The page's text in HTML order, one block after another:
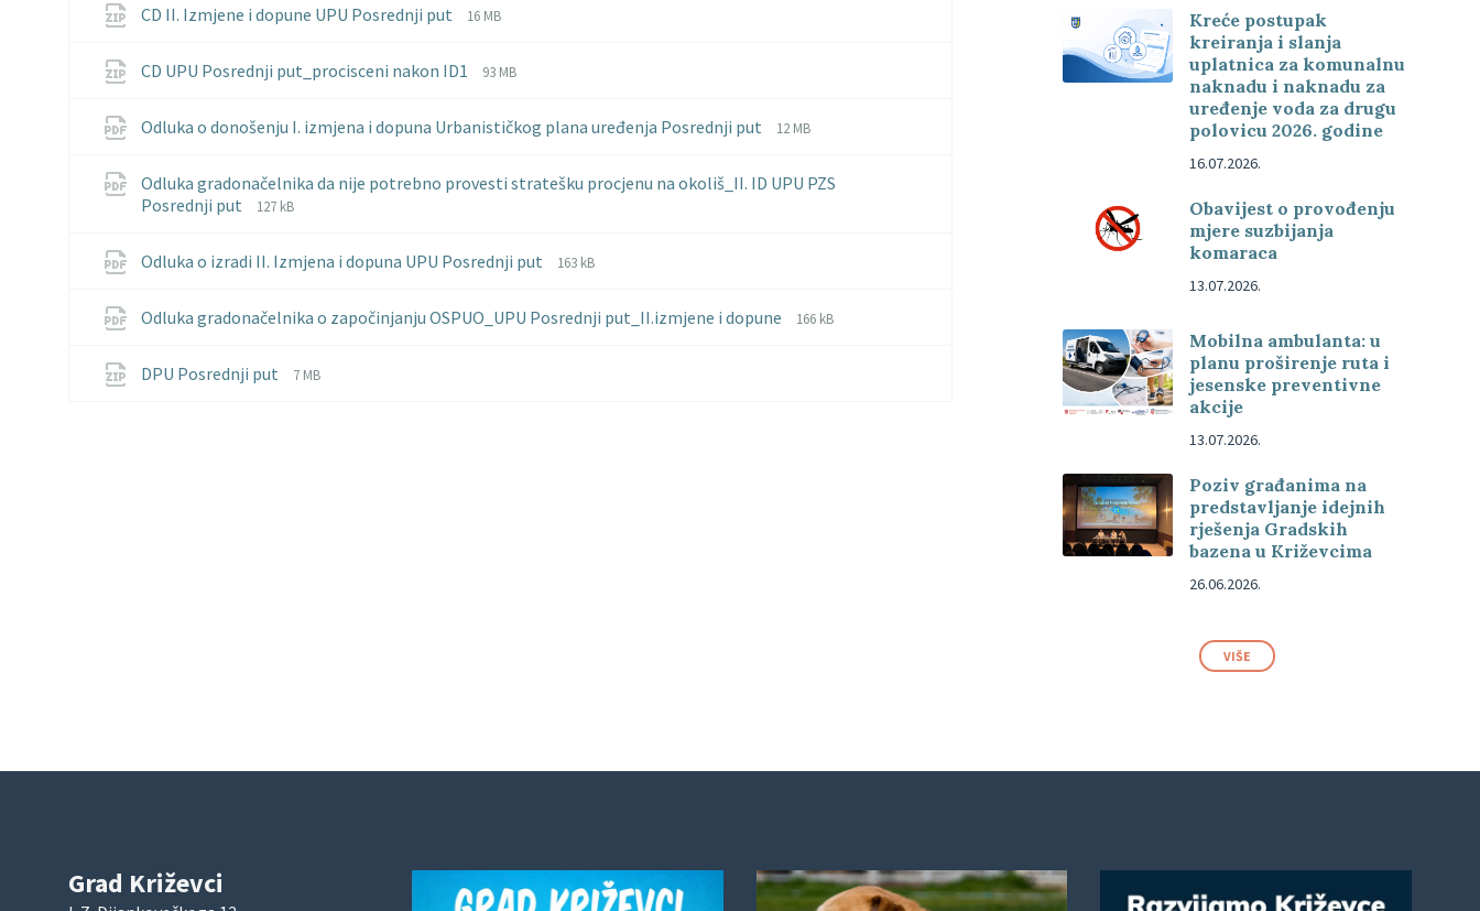
CD II. Izmjene i dopune UPU Posrednji put
File
File
16 MB
CD UPU Posrednji put_procisceni nakon ID1
File
File
93 MB
Odluka o donošenju I. izmjena i dopuna Urbanističkog plana uređenja Posrednji put
File
File
12 MB
Odluka gradonačelnika da nije potrebno provesti stratešku procjenu na okoliš_II. ID UPU PZS
Posrednji put
File
File
127 kB
Odluka o izradi II. Izmjena i dopuna UPU Posrednji put
File
File
163 kB
Odluka gradonačelnika o započinjanju OSPUO_UPU Posrednji put_II.izmjene i dopune
File
File
166 kB
DPU Posrednji put
File
File
7 MB
Kreće postupak
kreiranja i slanja
uplatnica za komunalnu
naknadu i naknadu za
uređenje voda za drugu
polovicu 2026. godine
16.07.2026.
Obavijest o provođenju
mjere suzbijanja
komaraca
13.07.2026.
Mobilna ambulanta: u
planu proširenje ruta i
jesenske preventivne
akcije
13.07.2026.
Poziv građanima na
predstavljanje idejnih
rješenja Gradskih
bazena u Križevcima
26.06.2026.
VIŠE
Grad Križevci